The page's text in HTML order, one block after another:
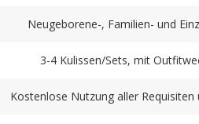
Neugeborene-, Familien- und
3-4 Kulissen/Sets, mit
Kostenlose Nutzung aller Requisiten